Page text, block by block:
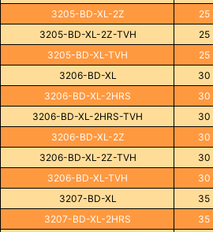
3205-BD-XL-2Z
25
3205-BD-XL-2Z-TVH
25
3205-BD-XL-TVH
25
3206-BD-XL
30
3206-BD-XL-2HRS
30
3206-BD-XL-2HRS-TVH
30
3206-BD-XL-2Z
30
3206-BD-XL-2Z-TVH
30
3206-BD-XL-TVH
30
3207-BD-XL
35
3207-BD-XL-2HRS
35